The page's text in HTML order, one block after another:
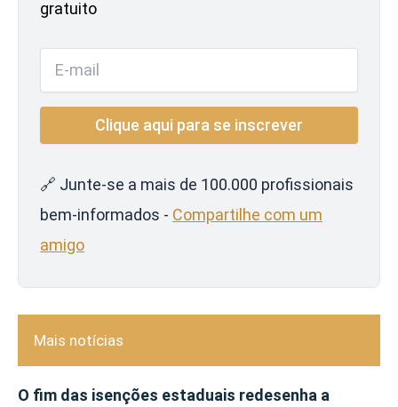
gratuito
🔗 Junte-se a mais de 100.000 profissionais
bem-informados - Compartilhe com um
amigo
Mais notícias
O fim das isenções estaduais redesenha a